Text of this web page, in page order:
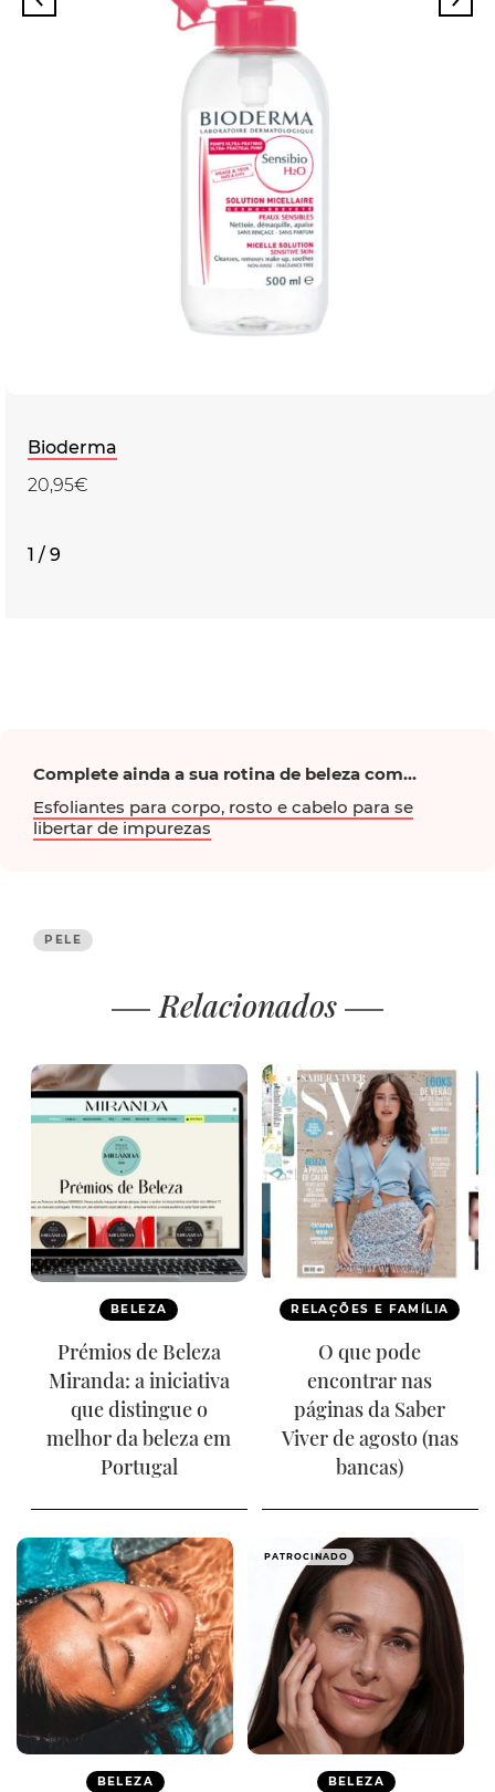
Bioderma
20,95€
1 / 9
Complete ainda a sua rotina de beleza com...
Esfoliantes para corpo, rosto e cabelo para se
libertar de impurezas
PELE
Relacionados
BELEZA
Prémios de Beleza
Miranda: a iniciativa
que distingue o
melhor da beleza em
Portugal
RELAÇÕES E FAMÍLIA
O que pode
encontrar nas
páginas da Saber
Viver de agosto (nas
bancas)
BELEZA
PATROCINADO
BELEZA